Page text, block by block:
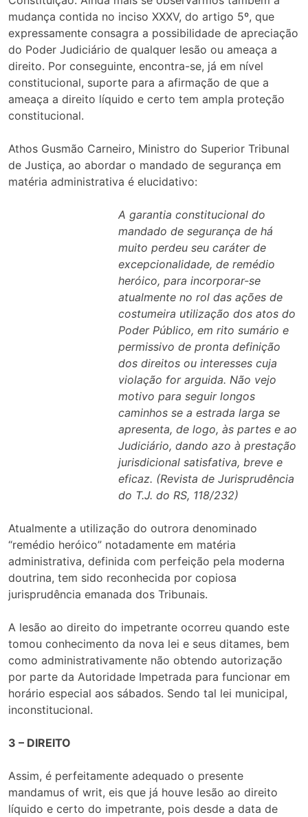
mudança contida no inciso XXXV, do artigo 5º, que
expressamente consagra a possibilidade de apreciação
do Poder Judiciário de qualquer lesão ou ameaça a
direito. Por conseguinte, encontra-se, já em nível
constitucional, suporte para a afirmação de que a
ameaça a direito líquido e certo tem ampla proteção
constitucional.
Athos Gusmão Carneiro, Ministro do Superior Tribunal
de Justiça, ao abordar o mandado de segurança em
matéria administrativa é elucidativo:
A garantia constitucional do
mandado de segurança de há
muito perdeu seu caráter de
excepcionalidade, de remédio
heróico, para incorporar-se
atualmente no rol das ações de
costumeira utilização dos atos do
Poder Público, em rito sumário e
permissivo de pronta definição
dos direitos ou interesses cuja
violação for arguida. Não vejo
motivo para seguir longos
caminhos se a estrada larga se
apresenta, de logo, às partes e ao
Judiciário, dando azo à prestação
jurisdicional satisfativa, breve e
eficaz. (Revista de Jurisprudência
do T.J. do RS, 118/232)
Atualmente a utilização do outrora denominado
“remédio heróico” notadamente em matéria
administrativa, definida com perfeição pela moderna
doutrina, tem sido reconhecida por copiosa
jurisprudência emanada dos Tribunais.
A lesão ao direito do impetrante ocorreu quando este
tomou conhecimento da nova lei e seus ditames, bem
como administrativamente não obtendo autorização
por parte da Autoridade Impetrada para funcionar em
horário especial aos sábados. Sendo tal lei municipal,
inconstitucional.
3 – DIREITO
Assim, é perfeitamente adequado o presente
mandamus of writ, eis que já houve lesão ao direito
líquido e certo do impetrante, pois desde a data de